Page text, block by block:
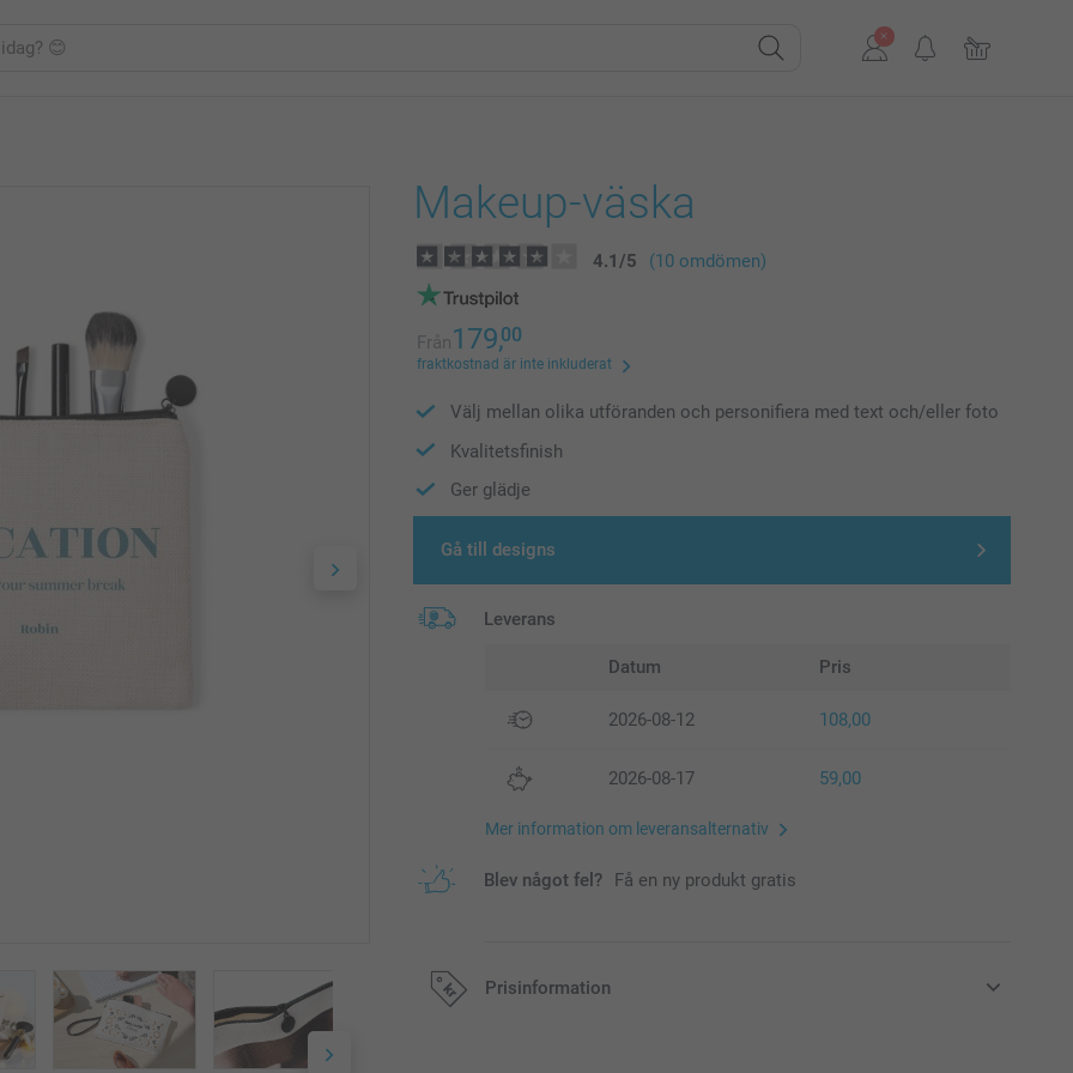
Makeup-väska
4.1/5 (10 omdömen)
Från179,00
fraktkostnad är inte inkluderat
Välj mellan olika utföranden och personifiera med text och/eller foto
Kvalitetsfinish
Ger glädje
Gå till designs
Leverans
Datum Pris
2026-08-12 108,00
2026-08-17 59,00
Mer information om leveransalternativ
Blev något fel? Få en ny produkt gratis
Prisinformation